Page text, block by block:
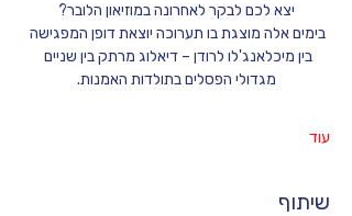
יצא לכם לבקר לאחרונה במוזיאון הלובר?
בימים אלה מוצגת בו תערוכה יוצאת דופן המפגישה
בין מיכלאנג'לו לרודן – דיאלוג מרתק בין שניים
מגדולי הפסלים בתולדות האמנות.
עוד
שיתוף